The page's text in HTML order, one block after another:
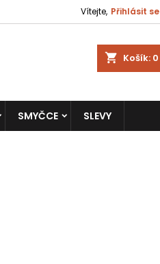
Vítejte, Přihlásit se
shopping_cart Košík: 0
SMYČCE SLEVY